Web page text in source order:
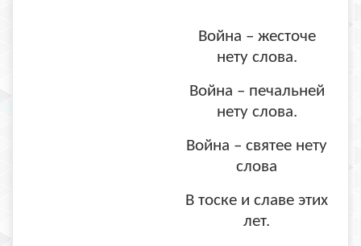
Война – жесточе
нету слова.
Война – печальней
нету слова.
Война – святее нету
слова
В тоске и славе этих
лет.